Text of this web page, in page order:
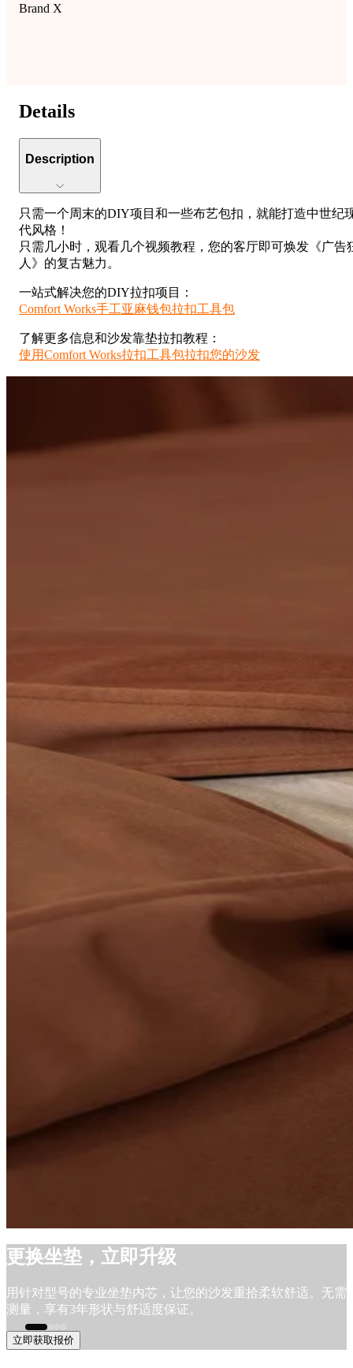
Brand X
Details
Description
只需一个周末的DIY项目和一些布艺包扣，就能打造中世纪
代风格！
只需几小时，观看几个视频教程，您的客厅即可焕发《广告
人》的复古魅力。
一站式解决您的DIY拉扣项目：
Comfort Works手工亚麻钱包拉扣工具包
了解更多信息和沙发靠垫拉扣教程：
使用Comfort Works拉扣工具包拉扣您的沙发
更换坐垫，立即升级
用针对型号的专业坐垫内芯，让您的沙发重拾柔软舒适。无需
测量，享有3年形状与舒适度保证。
立即获取报价